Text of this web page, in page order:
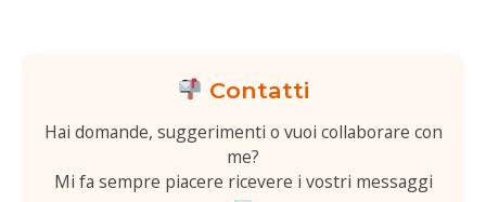
Contatti
Hai domande, suggerimenti o vuoi collaborare con
me?
Mi fa sempre piacere ricevere i vostri messaggi